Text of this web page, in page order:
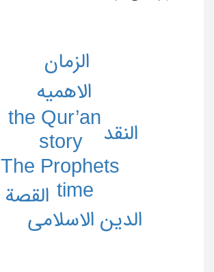
story
The Prophets
the Qur’an
time
الاهمیه
الدین الاسلامی
الزمان
القصة
النقد